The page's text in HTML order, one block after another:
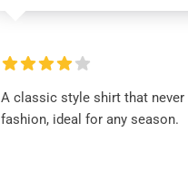
A classic style shirt that
fashion, ideal for any season.